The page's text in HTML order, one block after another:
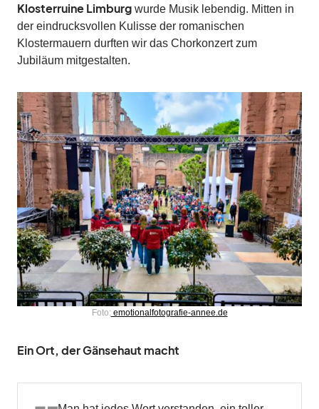
Klosterruine Limburg wurde Musik lebendig. Mitten in
der eindrucksvollen Kulisse der romanischen
Klostermauern durften wir das Chorkonzert zum
Jubiläum mitgestalten.
Foto: emotionalfotografie-annee.de
Ein Ort, der Gänsehaut macht